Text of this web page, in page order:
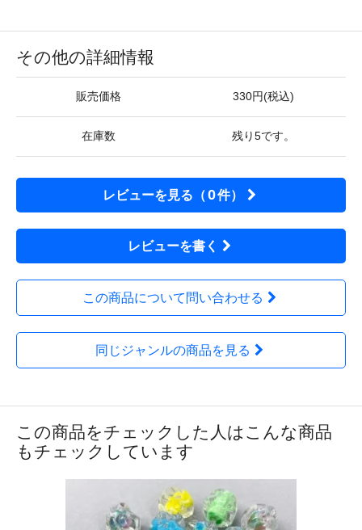
その他の詳細情報
販売価格 330円(税込)
在庫数 残り5です。
レビューを見る（0件）
レビューを書く
この商品について問い合わせる
同じジャンルの商品を見る
この商品をチェックした人はこんな商品
もチェックしています